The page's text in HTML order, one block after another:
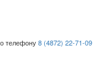
телефону8 (4872) 22-71-09